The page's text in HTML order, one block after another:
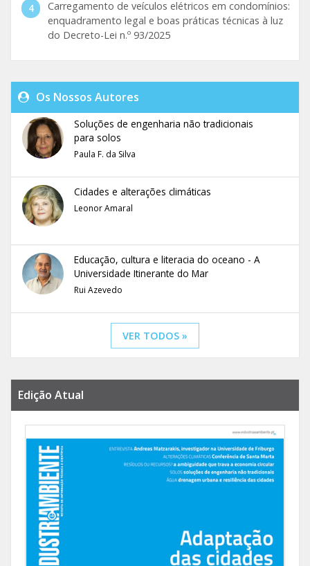
Carregamento de veículos elétricos em condomínios:
enquadramento legal e boas práticas técnicas à luz
do Decreto-Lei n.º 93/2025
Os Nossos Autores
Soluções de engenharia não tradicionais
para solos
Paula F. da Silva
Cidades e alterações climáticas
Leonor Amaral
Educação, cultura e literacia do oceano - A
Universidade Itinerante do Mar
Rui Azevedo
VER TODOS »
Edição Atual